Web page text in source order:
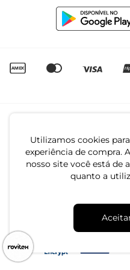
Utilizamos cookies
experiência de compra.
nosso site você está de
quanto a
Igualdade Salarial
CNPJ:
Av. Maria Marangoni,